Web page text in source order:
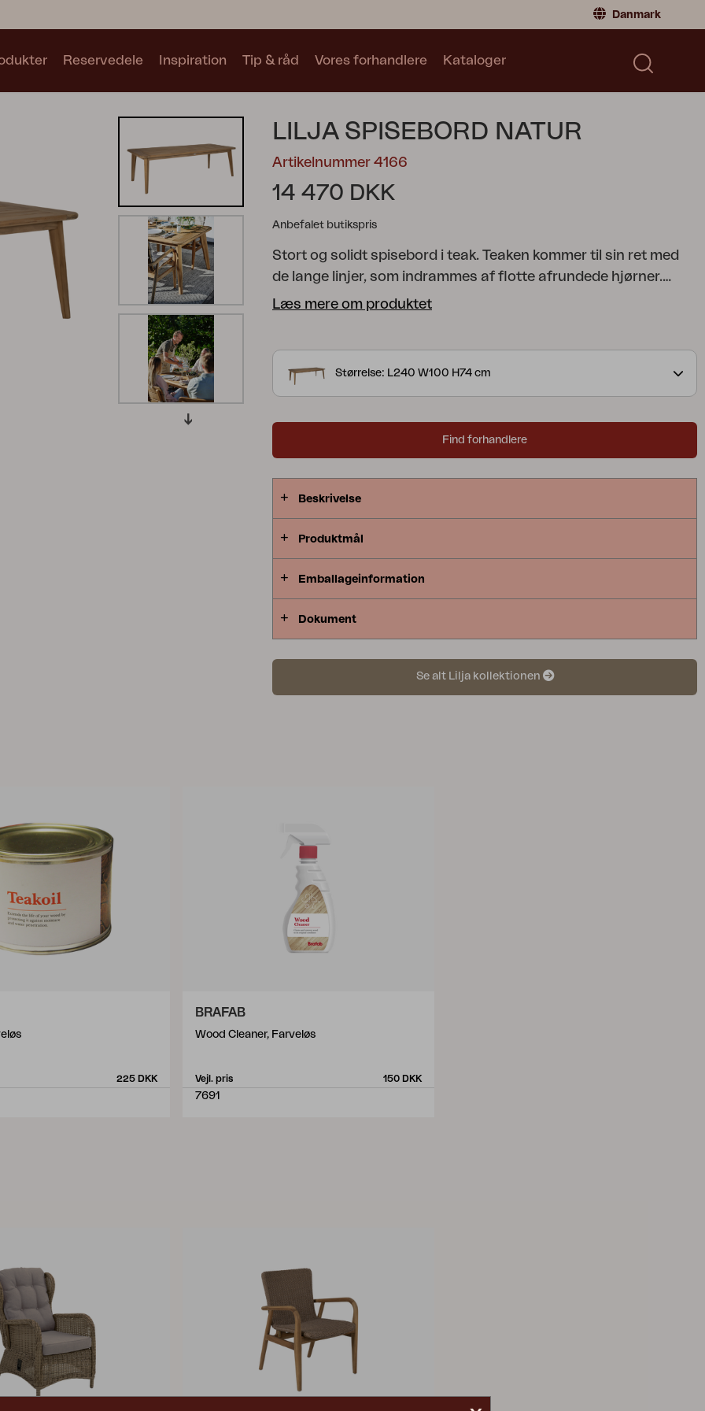
Danmark
Sverige|
Samlinger
Se alle samlinger
Motty Blixt Trolly
Grower Greens
Kataloger
Reservedele Inspiration Tip & råd Vores forhandlere Kataloger
LILJA SPISEBORD NATUR
Artikelnummer 4166
14 470 DKK
Anbefalet butikspris
Stort og solidt spisebord i teak. Teaken kommer til sin ret med
de lange linjer, som indrammes af flotte afrundede hjørner.
Benene er robuste med fine vinkler.
Læs mere om produktet
Størrelse: L240 W100 H74 cm
Find forhandlere
Beskrivelse
Produktmål
Emballageinformation
Dokument
Se alt Lilja kollektionen
225 DKK
BRAFAB
Wood Cleaner, Farveløs
Vejl. pris 150 DKK
7691